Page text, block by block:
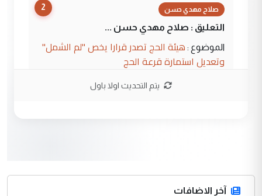
2 صلاح مهدي حسن
التعليق : صلاح مهدي حسن ...
الموضوع : هيئة الحج تصدر قرارا يخص "لم الشمل"
وتعديل استمارة قرعة الحج
المشترك لا تستهدف أية دولة ومفتوحة لانضمام
الدول الشقيقة
يتم التحديث اولا باول
آخر الاضافات